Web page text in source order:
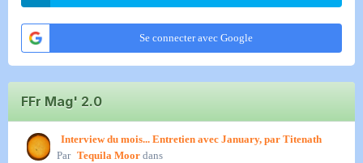
Se connecter avec Google
FFr Mag' 2.0
Interview du mois... Entretien avec January, par Titenath
Par Tequila Moor dans